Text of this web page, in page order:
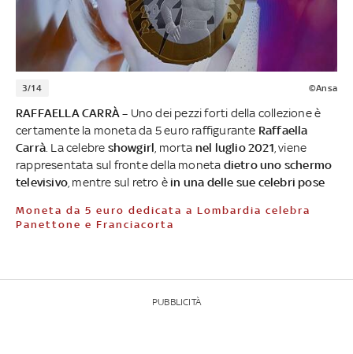
3/14 ©Ansa
RAFFAELLA CARRÀ – Uno dei pezzi forti della collezione è
certamente la moneta da 5 euro raffigurante Raffaella
Carrà . La celebre showgirl , morta nel luglio 2021 , viene
rappresentata sul fronte della moneta dietro uno schermo
televisivo , mentre sul retro è in una delle sue celebri pose
Moneta da 5 euro dedicata a Lombardia celebra
Panettone e Franciacorta
PUBBLICITÀ